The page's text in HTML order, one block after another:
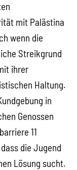
mit Palästina
wenn die
Streikgrund
ihrer
Haltung.
in
Genossen
11
die Jugend
Lösung sucht.